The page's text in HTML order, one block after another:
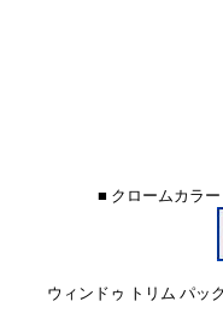
■ クロームカラ
ウィンドゥ トリム パッ